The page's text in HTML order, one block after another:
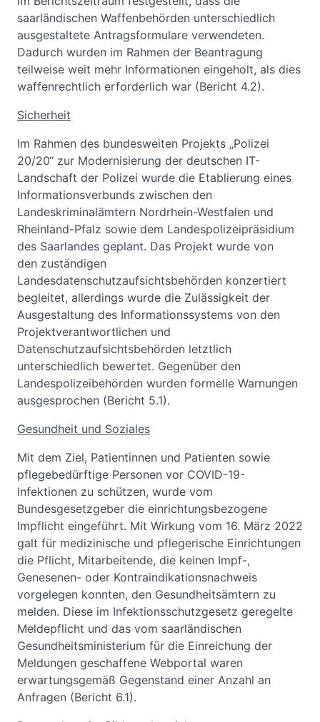
saarländischen Waffenbehörden unterschiedlich
ausgestaltete Antragsformulare verwendeten.
Dadurch wurden im Rahmen der Beantragung
teilweise weit mehr Informationen eingeholt, als dies
waffenrechtlich erforderlich war (Bericht 4.2).
Sicherheit
Im Rahmen des bundesweiten Projekts „Polizei
20/20“ zur Modernisierung der deutschen IT-
Landschaft der Polizei wurde die Etablierung eines
Informationsverbunds zwischen den
Landeskriminalämtern Nordrhein-Westfalen und
Rheinland-Pfalz sowie dem Landespolizeipräsidium
des Saarlandes geplant. Das Projekt wurde von
den zuständigen
Landesdatenschutzaufsichtsbehörden konzertiert
begleitet, allerdings wurde die Zulässigkeit der
Ausgestaltung des Informationssystems von den
Projektverantwortlichen und
Datenschutzaufsichtsbehörden letztlich
unterschiedlich bewertet. Gegenüber den
Landespolizeibehörden wurden formelle Warnungen
ausgesprochen (Bericht 5.1).
Gesundheit und Soziales
Mit dem Ziel, Patientinnen und Patienten sowie
pflegebedürftige Personen vor COVID-19-
Infektionen zu schützen, wurde vom
Bundesgesetzgeber die einrichtungsbezogene
Impflicht eingeführt. Mit Wirkung vom 16. März 2022
galt für medizinische und pflegerische Einrichtungen
die Pflicht, Mitarbeitende, die keinen Impf-,
Genesenen- oder Kontraindikationsnachweis
vorgelegen konnten, den Gesundheitsämtern zu
melden. Diese im Infektionsschutzgesetz geregelte
Meldepflicht und das vom saarländischen
Gesundheitsministerium für die Einreichung der
Meldungen geschaffene Webportal waren
erwartungsgemäß Gegenstand einer Anzahl an
Anfragen (Bericht 6.1).